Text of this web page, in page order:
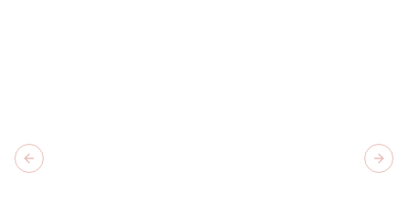
Previous slide